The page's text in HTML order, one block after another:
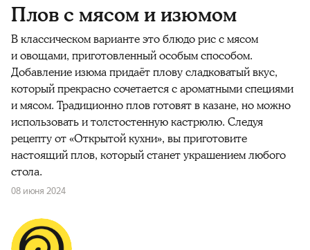
Плов с мясом и изюмом
В классическом варианте это блюдо рис с мясом
и овощами, приготовленный особым способом.
Добавление изюма придаёт плову сладковатый вкус,
который прекрасно сочетается с ароматными специями
и мясом. Традиционно плов готовят в казане, но можно
использовать и толстостенную кастрюлю. Следуя
рецепту от «Открытой кухни», вы приготовите
настоящий плов, который станет украшением любого
стола.
08 июня 2024